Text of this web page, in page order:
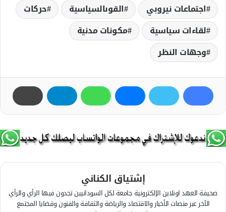
اجتماعات نيروبي القوىالسياسية
حركات
لقاءات سياسية
مكونات مدنية
وجهات النظر
إشتياق الكناني
صحيفة العهد اونلاين الإلكترونية جامعة لكل السودانيين تجدون فيها الرأي والرأي
الآخر عبر منصات الأخبار والاقتصاد والرياضة والثقافة والفنون وقضايا المجتمع